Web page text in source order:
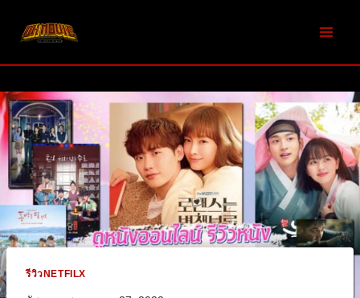
รีวิวNETFILX